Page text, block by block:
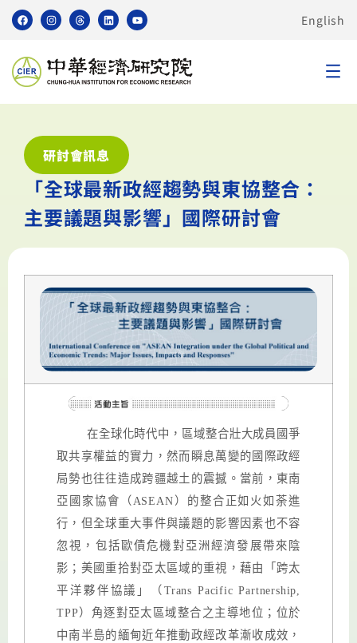
English
研討會訊息
「全球最新政經趨勢與東協整合：
主要議題與影響」國際研討會
在全球化時代中，區域整合壯大成員國爭
取共享權益的實力，然而瞬息萬變的國際政經
局勢也往往造成跨疆越土的震撼。當前，東南
亞國家協會（ ASEAN ）的整合正如火如荼進
行，但全球重大事件與議題的影響因素也不容
忽視，包括歐債危機對亞洲經濟發展帶來陰
影；美國重拾對亞太區域的重視，藉由「跨太
平洋夥伴協議」（Trans Pacific Partnership,
TPP）角逐對亞太區域整合之主導地位；位於
中南半島的緬甸近年推動政經改革漸收成效，